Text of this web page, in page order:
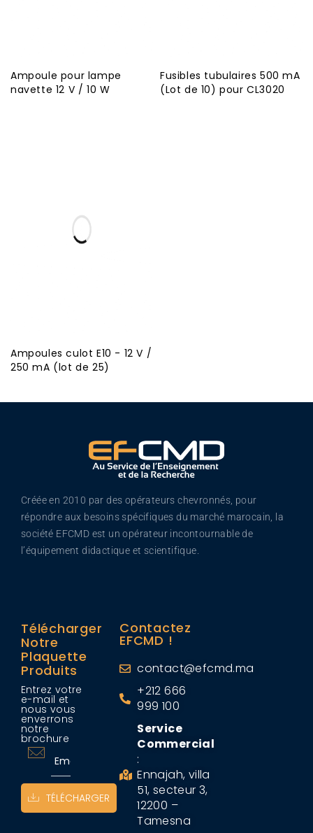
Ampoule pour lampe
navette 12 V / 10 W
Fusibles tubulaires 500 mA
(Lot de 10) pour CL3020
Ampoules culot E10 - 12 V /
250 mA (lot de 25)
Créée en 2010 par des opérateurs chevronnés, pour
répondre aux besoins spécifiques du marché marocain, la
société EFCMD est un opérateur incontournable de
l’équipement didactique et scientifique.
Télécharger
Notre
Plaquette
Produits
Entrez votre
e-mail et
nous vous
enverrons
notre
brochure
TÉLÉCHARGER
Contactez
EFCMD !
contact@efcmd.ma
+212 666
999 100
Service
Commercial
:
Ennajah, villa
51, secteur 3,
12200 –
Tamesna